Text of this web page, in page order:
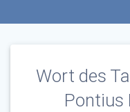
Wort des
Pontius